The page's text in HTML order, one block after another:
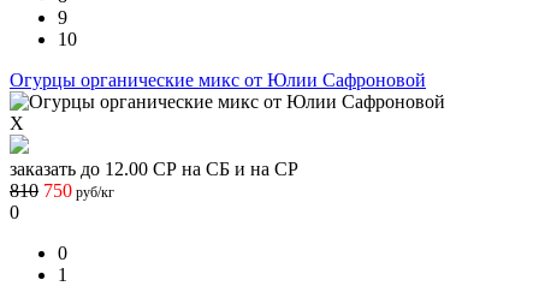
9
10
Огурцы органические микс от Юлии Сафроновой
X
заказать до 12.00 СР на СБ и на СР
810 750 руб/кг
0
0
1